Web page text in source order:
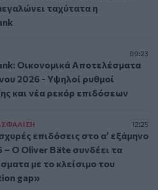
ταχύτατα η
09:23
Οικονομικά Αποτελέσματα
2026 - Υψηλοί ρυθμοί
και νέα ρεκόρ επιδόσεων
12:25
επιδόσεις στο α’ εξάμηνο
– Ο Oliver Bäte συνδέει τα
με το κλείσιμο του
gap»